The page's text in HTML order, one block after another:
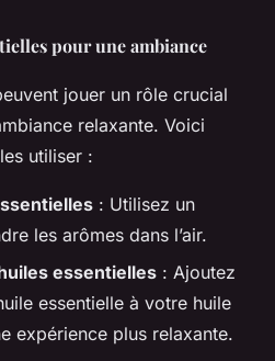
pour une ambiance
jouer un rôle crucial
relaxante. Voici
utiliser :
: Utilisez un
les arômes dans l’air.
essentielles : Ajoutez
essentielle à votre huile
expérience plus relaxante.